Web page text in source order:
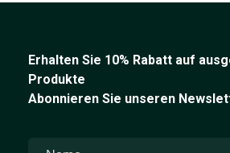
Erhalten Sie 10% Rabatt auf
Produkte
Abonnieren Sie unseren